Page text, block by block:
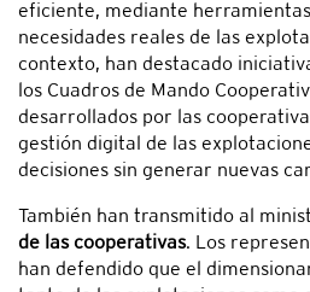
eficiente, mediante
necesidades reales de las
contexto, han destacado
los Cuadros de Mando
desarrollados por las
gestión digital de las
decisiones sin generar nuevas
También han transmitido al
de las cooperativas. Los
han defendido que el